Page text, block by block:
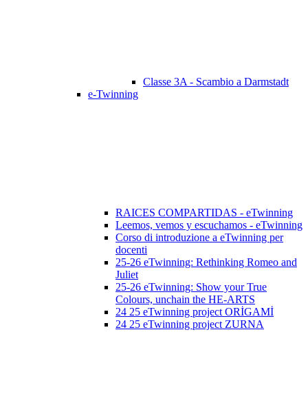
Classe 3A - Scambio a Darmstadt
e-Twinning
RAICES COMPARTIDAS - eTwinning
Leemos, vemos y escuchamos - eTwinning
Corso di introduzione a eTwinning per
docenti
25-26 eTwinning: Rethinking Romeo and
Juliet
25-26 eTwinning: Show your True
Colours, unchain the HE-ARTS
24 25 eTwinning project ORİGAMİ
24 25 eTwinning project ZURNA